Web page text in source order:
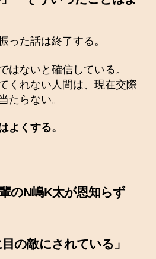
った話は終了する。
はないと確信している。
くれない人間は、現在交際
たらない。
よくする。
のN嶋K太が恩知らず
目の敵にされている」